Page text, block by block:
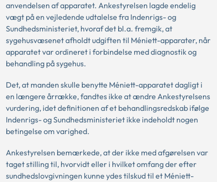
anvendelsen af apparatet. Ankestyrelsen lagde endelig
vægt på en vejledende udtalelse fra Indenrigs- og
Sundhedsministeriet, hvoraf det bl.a. fremgik, at
sygehusvæsenet afholdt udgiften til Méniett-apparater, når
apparatet var ordineret i forbindelse med diagnostik og
behandling på sygehus.
Det, at manden skulle benytte Méniett-apparatet dagligt i
en længere årrække, fandtes ikke at ændre Ankestyrelsens
vurdering, idet definitionen af et behandlingsredskab ifølge
Indenrigs- og Sundhedsministeriet ikke indeholdt nogen
betingelse om varighed.
Ankestyrelsen bemærkede, at der ikke med afgørelsen var
taget stilling til, hvorvidt eller i hvilket omfang der efter
sundhedslovgivningen kunne ydes tilskud til et Méniett-